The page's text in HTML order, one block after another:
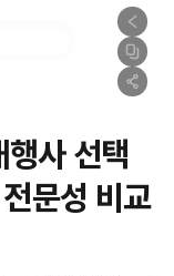
사 선택
문성 비교